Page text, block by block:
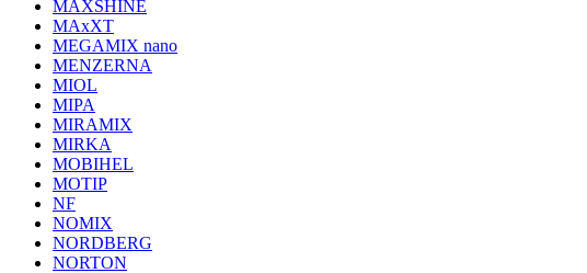
MAXSHINE
MAxXT
MEGAMIX nano
MENZERNA
MIOL
MIPA
MIRAMIX
MIRKA
MOBIHEL
MOTIP
NF
NOMIX
NORDBERG
NORTON